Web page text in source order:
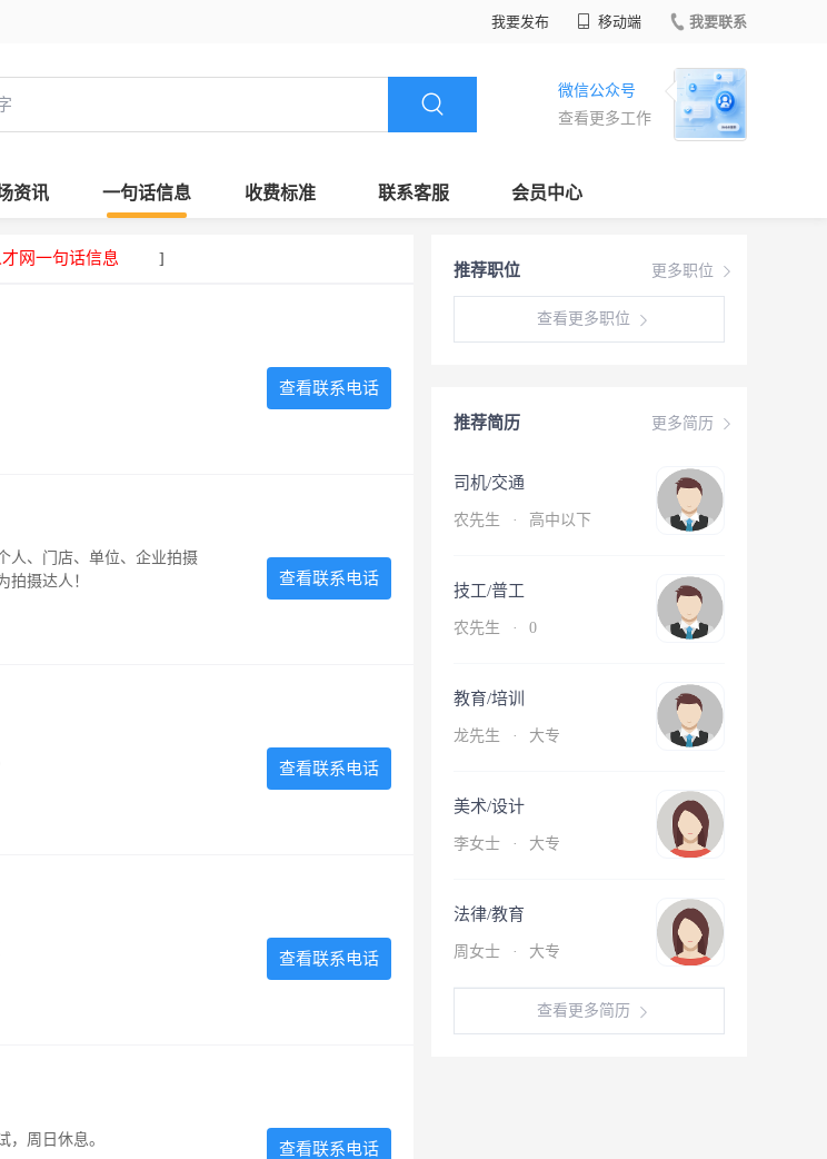
我要发布 移动端 我要联系
微信公众号
查看更多工作
资讯 一句话信息 收费标准 联系客服 会员中心
更多职位
推荐职位
查看更多职位
更多简历
推荐简历
司机/交通
农先生 · 高中以下
技工/普工
农先生 · 0
教育/培训
龙先生 · 大专
美术/设计
李女士 · 大专
法律/教育
周女士 · 大专
查看更多简历
网一句话信息 ]
查看联系电话
人、门店、单位、企业拍摄
摄达人！
查看联系电话
查看联系电话
查看联系电话
周日休息。 查看联系电话